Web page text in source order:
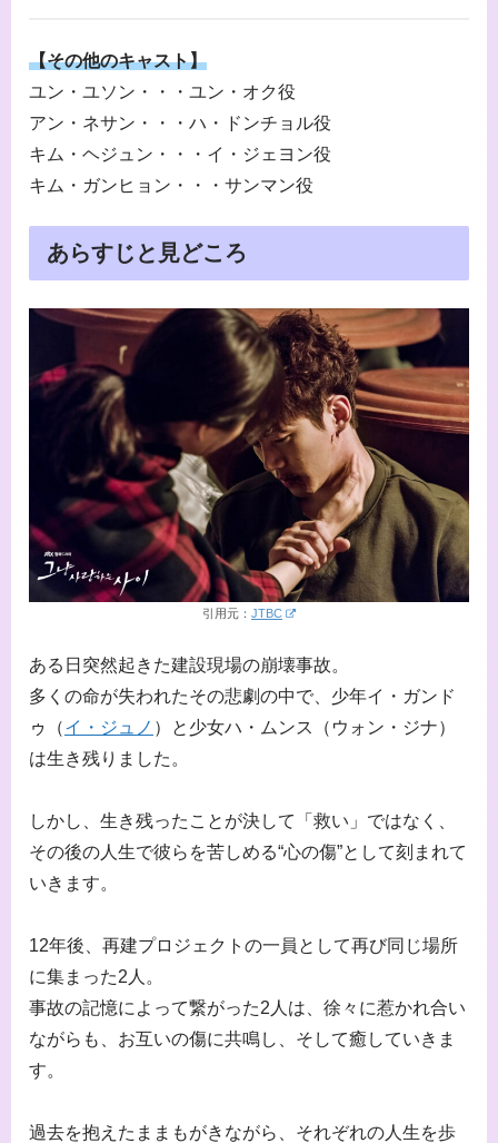
【その他のキャスト】
ユン・ユソン・・・ユン・オク役
アン・ネサン・・・ハ・ドンチョル役
キム・ヘジュン・・・イ・ジェヨン役
キム・ガンヒョン・・・サンマン役
あらすじと見どころ
引用元： JTBC
ある日突然起きた建設現場の崩壊事故。
多くの命が失われたその悲劇の中で、少年イ・ガンド
ゥ（イ・ジュノ ）と少女ハ・ムンス（ウォン・ジナ）
は生き残りました。
しかし、生き残ったことが決して「救い」ではなく、
その後の人生で彼らを苦しめる“心の傷”として刻まれて
いきます。
12年後、再建プロジェクトの一員として再び同じ場所
に集まった2人。
事故の記憶によって繋がった2人は、徐々に惹かれ合い
ながらも、お互いの傷に共鳴し、そして癒していきま
す。
過去を抱えたままもがきながら、それぞれの人生を歩